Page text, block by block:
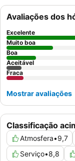
particular pela sua
restaurante buffet
temáticos. Para
considerar solicitar
acomodações
Classificação
Atmosfera•9,7
Serviço•8,8
Avaliações dos
Excelente
Muito boa
Boa
Aceitável
Fraca
Mostrar avaliações